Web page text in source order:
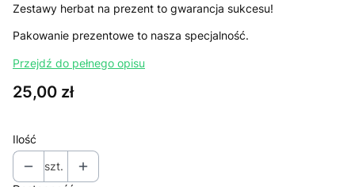
Zestawy herbat na prezent to gwarancja sukcesu!
Pakowanie prezentowe to nasza specjalność.
Przejdź do pełnego opisu
Cena
25,00 zł
Ilość
szt.